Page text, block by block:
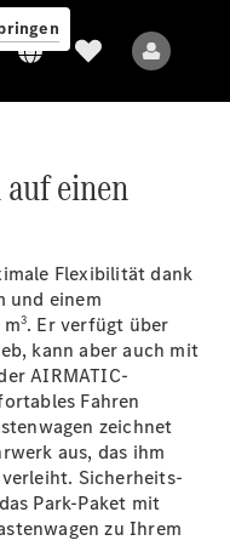
einen
Flexibilität dank
und einem
3. Er verfügt über
kann aber auch mit
AIRMATIC-
Fahren
zeichnet
aus, das ihm
Sicherheits-
Park-Paket mit
zu Ihrem